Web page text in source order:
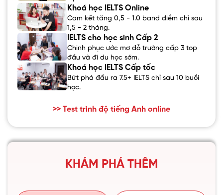
Khoá học IELTS Online
Cam kết tăng 0,5 - 1.0 band điểm chỉ sau
1,5 - 2 tháng.
IELTS cho học sinh Cấp 2
Chinh phục ước mơ đỗ trường cấp 3 top
đầu và đi du học sớm.
Khoá học IELTS Cấp tốc
Bứt phá đầu ra 7.5+ IELTS chỉ sau 10 buổi
học.
>> Test trình độ tiếng Anh online
KHÁM PHÁ THÊM